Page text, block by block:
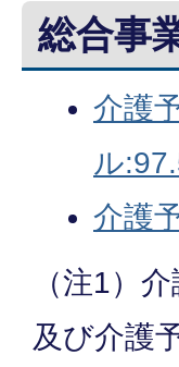
総合事
介護
ル
介護
（注1）
及び介護